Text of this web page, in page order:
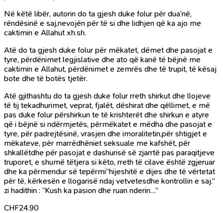
Në këtë libër, autorin do ta gjesh duke folur për dua’në,
rëndësinë e saj,nevojën për të si dhe lidhjen që ka ajo me
caktimin e Allahut xh.sh.
Atë do ta gjesh duke folur për mëkatet, dëmet dhe pasojat e
tyre, përdënimet legjislative dhe ato që kanë të bëjnë me
caktimin e Allahut, përdënimet e zemrës dhe të trupit, të kësaj
bote dhe të botës tjetër.
Atë gjithashtu do ta gjesh duke folur rreth shirkut dhe llojeve
të tij tekadhurimet, veprat, fjalët, dëshirat dhe qëllimet, e më
pas duke folur përshirkun te të krishterët dhe shirkun e atyre
që i bëjnë si ndërmjetës, përmëkatet e mëdha dhe pasojat e
tyre, për padrejtësinë, vrasjen dhe imoralitetin,për shtigjet e
mëkateve, për marrëdhëniet seksuale me kafshët, për
shkallëtdhe për pasojat e dashurisë së zjarrtë pas paraqitjeve
truporet, e shumë tëtjera si këto, rreth të cilave është zgjeruar
dhe ka përmendur së tepërmi”hijeshitë e dijes dhe të vërtetat
për të, kërkesën e llogarisë ndaj vetvetesdhe kontrollin e saj.”
zi hadithin : “Kush ka pasion dhe ruan nderin…”
CHF24.90